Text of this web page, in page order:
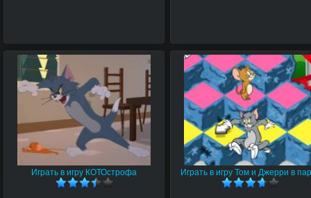
Играть в игру КОТОстрофа Играть в игру Том и Джерри в